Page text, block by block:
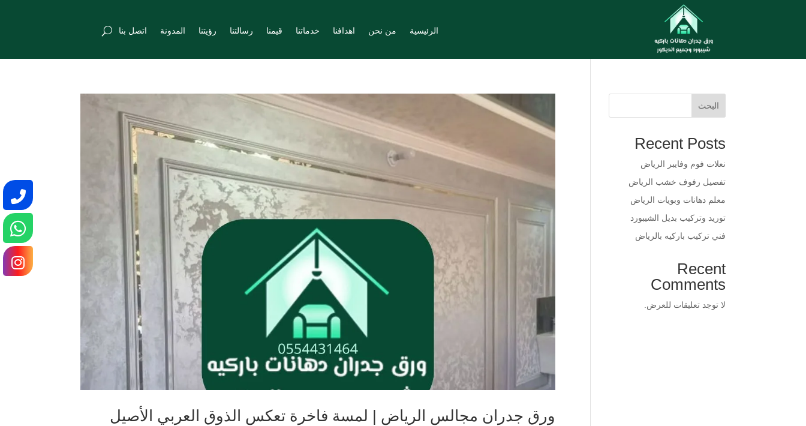
الرئيسية من نحن اهدافنا خدماتنا قيمنا رسالتنا رؤيتنا المدونة اتصل بنا
ورق جدران مجالس الرياض | لمسة فاخرة تعكس الذوق العربي الأصيل
البحث
Recent Posts
​نعلات فوم وفايبر الرياض
​تفصيل رفوف خشب الرياض
​معلم دهانات وبويات الرياض
​توريد وتركيب بديل الشيبورد
فني تركيب باركيه بالرياض
Recent
Comments
لا توجد تعليقات للعرض.